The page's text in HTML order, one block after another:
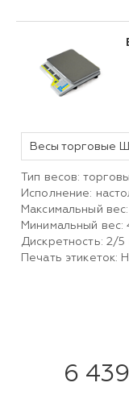
Тип весов:
Исполнение:
Максимальный вес:
Минимальный вес:
Дискретность: 2/5
Печать этикеток:
6